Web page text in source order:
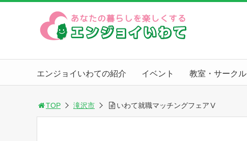
エンジョイいわての紹介 イベント 教室・サークル
TOP 滝沢市 いわて就職マッチングフェアⅤ